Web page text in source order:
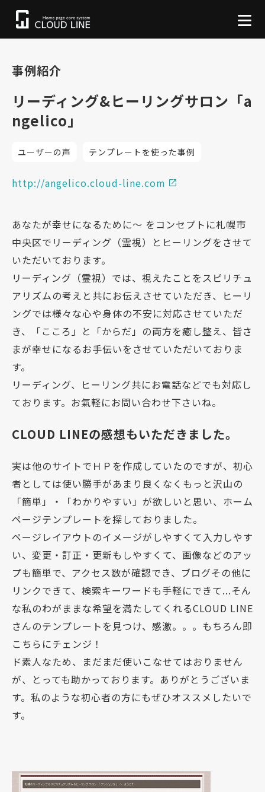
事例紹介
リーディング&ヒーリングサロン「a
ngelico」
ユーザーの声 テンプレートを使った事例
http://angelico.cloud-line.com
あなたが幸せになるために～ をコンセプトに札幌市
中央区でリーディング（霊視）とヒーリングをさせて
いただいております。
リーディング（霊視）では、視えたことをスピリチュ
アリズムの考えと共にお伝えさせていただき、ヒーリ
ングでは様々な心や身体の不安に対応させていただ
き、「こころ」と「からだ」の両方を癒し整え、皆さ
まが幸せになるお手伝いをさせていただいておりま
す。
リーディング、ヒーリング共にお電話などでも対応し
ております。お氣軽にお問い合わせ下さいね。
CLOUD LINEの感想もいただきました。
実は他のサイトでＨＰを作成していたのですが、初心
者としては使い勝手があまり良くなくもっと沢山の
「簡単」・「わかりやすい」が欲しいと思い、ホーム
ページテンプレートを探しておりました。
ページレイアウトのイメージがしやすくて入力しやす
い、変更・訂正・更新もしやすくて、画像などのアッ
プも簡単で、アクセス数が確認でき、ブログその他に
リンクできて、検索キーワードも手軽にできて...そん
な私のわがままな希望を満たしてくれるCLOUD LINE
さんのテンプレートを見つけ、感激。。。もちろん即
こちらにチェンジ！
ド素人なため、まだまだ使いこなせてはおりません
が、とっても助かっております。ありがとうございま
す。私のような初心者の方にもぜひオススメしたいで
す。